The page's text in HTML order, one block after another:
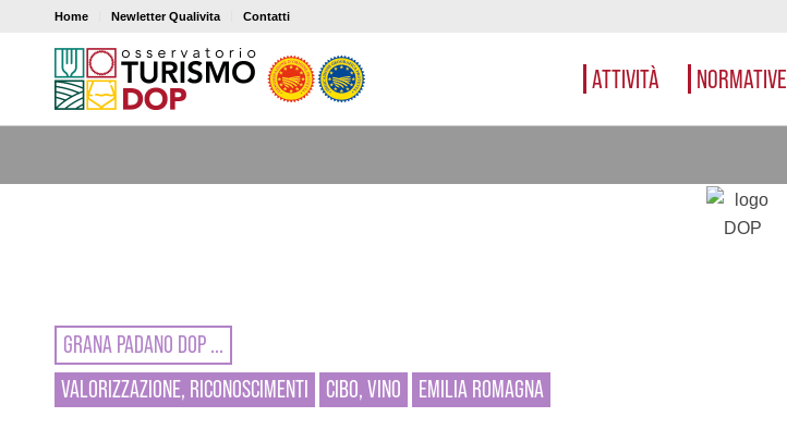
Home Newletter Qualivita Contatti
ATTIVITÀ NORMATIVE
GRANA PADANO DOP ...
VALORIZZAZIONE, RICONOSCIMENTI
CIBO, VINO EMILIA ROMAGNA